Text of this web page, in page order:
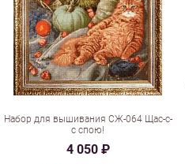
Набор для вышивания СЖ-064 Щас-с-
с спою!
4 050 ₽